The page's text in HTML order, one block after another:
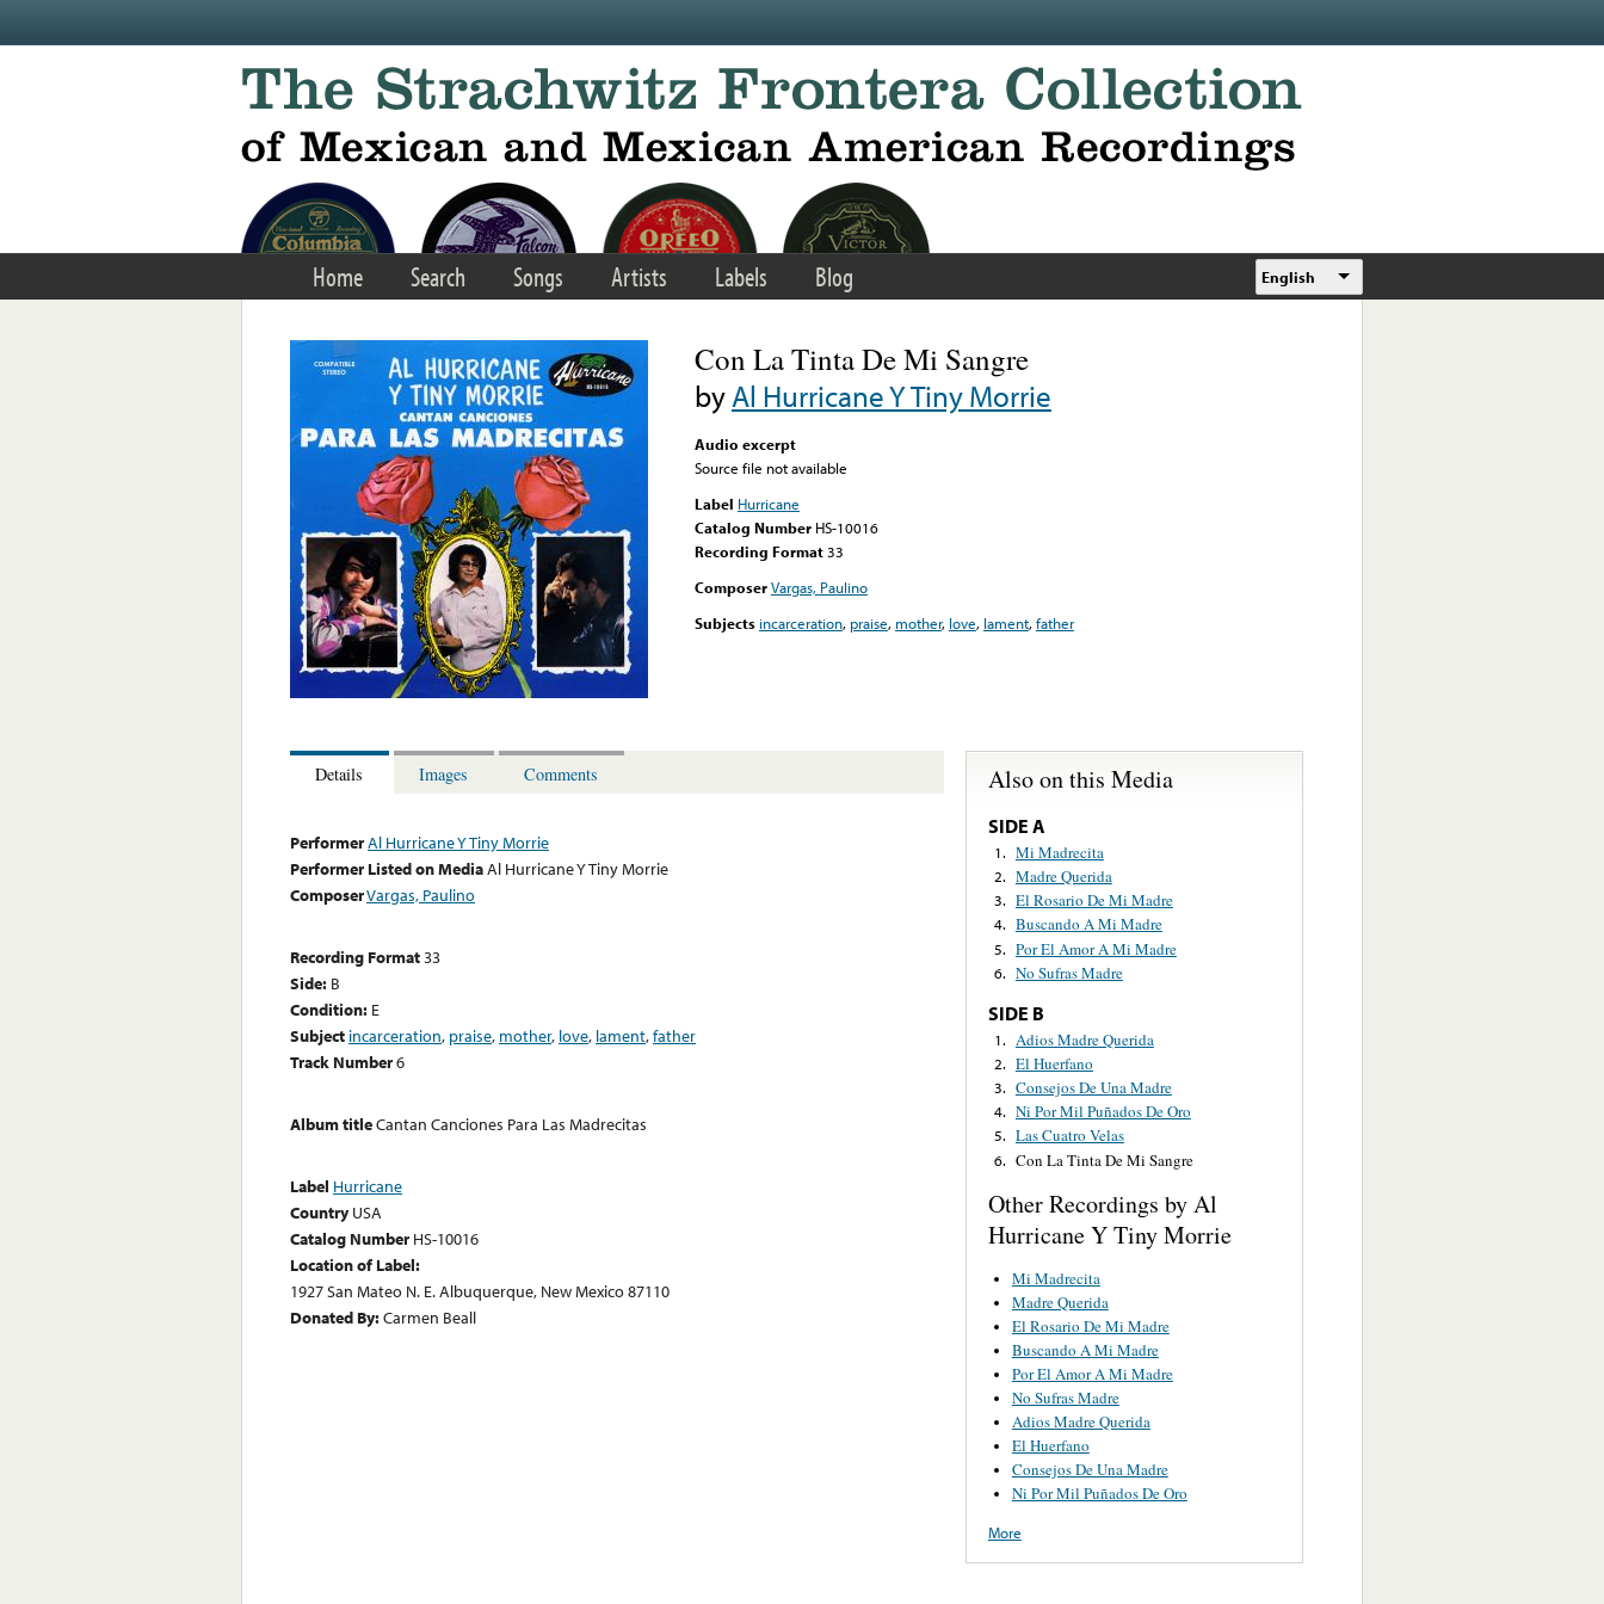
Home Search Songs Artists Labels Blog English
Con La Tinta De Mi Sangre
byAl Hurricane Y Tiny Morrie
Audio excerpt
Source file not available
Label Hurricane
Catalog Number HS-10016
Recording Format33
ComposerVargas, Paulino
Subjects incarceration, praise, mother, love, lament,father
Details Images Comments
PerformerAl Hurricane Y Tiny Morrie
Performer Listed on MediaAl Hurricane Y Tiny Morrie
ComposerVargas, Paulino
Recording Format33
Side: B
Condition: E
Subject incarceration, praise, mother, love, lament,father
Track Number6
Album titleCantan Canciones Para Las Madrecitas
Label Hurricane
Country USA
Catalog Number HS-10016
Location of Label:
1927 San Mateo N. E. Albuquerque, New Mexico 87110
Donated By:Carmen Beall
Also on this Media
SIDE A
1. Mi Madrecita
2. Madre Querida
3. El Rosario De Mi Madre
4. Buscando A Mi Madre
5. Por El Amor A Mi Madre
6. No Sufras Madre
SIDE B
1. Adios Madre Querida
2. El Huerfano
3. Consejos De Una Madre
4. Ni Por Mil Puñados De Oro
5. Las Cuatro Velas
6. Con La Tinta De Mi Sangre
Other Recordings by Al
Hurricane Y Tiny Morrie
Mi Madrecita
Madre Querida
El Rosario De Mi Madre
Buscando A Mi Madre
Por El Amor A Mi Madre
No Sufras Madre
Adios Madre Querida
El Huerfano
Consejos De Una Madre
Ni Por Mil Puñados De Oro
More